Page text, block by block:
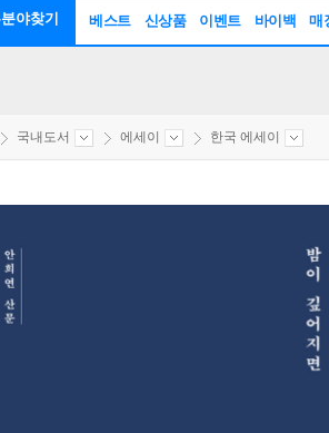
야찾기 베스트 신상품 이벤트 바이백 매
국내도서 에세이 한국 에세이